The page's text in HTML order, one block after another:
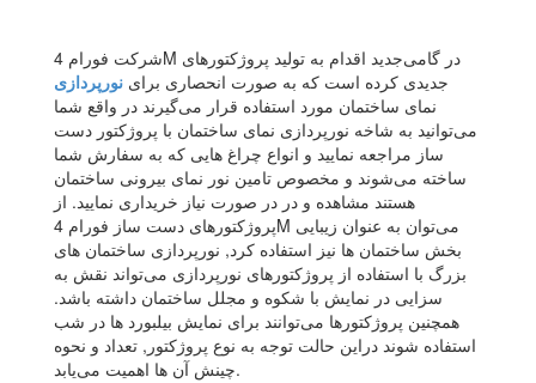
شرکت فورام 4M در گامی‌جدید اقدام به تولید پروژکتورهای
جدیدی کرده است که به صورت انحصاری برای نورپردازی
نمای ساختمان مورد استفاده قرار می‌گیرند در واقع شما
می‌توانید به شاخه نورپردازی نمای ساختمان با پروژکتور دست
ساز مراجعه نمایید و انواع چراغ هایی که به سفارش شما
ساخته می‌شوند و مخصوص تامین نور نمای بیرونی ساختمان
هستند مشاهده و در در صورت نیاز خریداری نمایید. از
پروژکتورهای دست ساز فورام 4M می‌توان به عنوان زیبایی
بخش ساختمان ها نیز استفاده کرد, نورپردازی ساختمان های
بزرگ با استفاده از پروژکتورهای نورپردازی می‌تواند نقش به
سزایی در نمایش با شکوه و مجلل ساختمان داشته باشد.
همچنین پروژکتورها می‌توانند برای نمایش بیلبورد ها در شب
استفاده شوند دراین حالت توجه به نوع پروژکتور, تعداد و نحوه
چینش آن ها اهمیت می‌یابد.